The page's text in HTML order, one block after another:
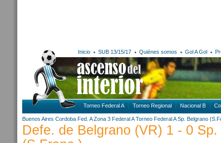
Inicio SUB 13/15/17 Quiénes somos Gol A Gol
Torneo Federal A Torneo Regional Nacional B
Buenos Aires Cordoba Fed. A Zona 3 Federal A Torneo Federal A Sp. Belgrano
Defe. de Belgrano (VR) 1 - 0